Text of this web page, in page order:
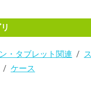
・タブレット関連
ケース